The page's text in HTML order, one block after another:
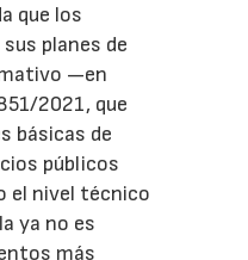
que los
planes de
—en
2021, que
básicas de
públicos
el nivel técnico
ya no es
más